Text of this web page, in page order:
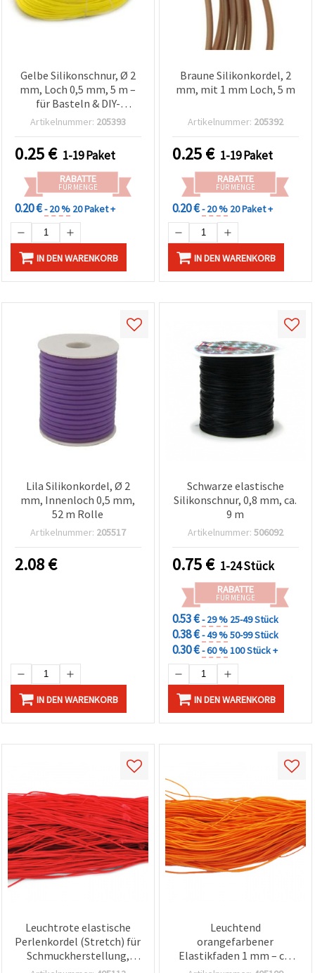
Gelbe Silikonschnur, Ø 2
mm, Loch 0,5 mm, 5 m –
für Basteln & DIY-
Schmuck
Artikelnummer: 205393
0.25€ 1-19 Paket
RABATTE
FÜR MENGE
0.20 €- 20 % 20 Paket +
IN DEN WARENKORB
Braune Silikonkordel, 2
mm, mit 1 mm Loch, 5 m
Artikelnummer: 205392
0.25€ 1-19 Paket
RABATTE
FÜR MENGE
0.20 €- 20 % 20 Paket +
IN DEN WARENKORB
Lila Silikonkordel, Ø 2
mm, Innenloch 0,5 mm,
52 m Rolle
Artikelnummer: 205517
2.08€
IN DEN WARENKORB
Schwarze elastische
Silikonschnur, 0,8 mm, ca.
9 m
Artikelnummer: 506092
0.75€ 1-24 Stück
RABATTE
FÜR MENGE
0.53 €- 29 % 25-49 Stück
0.38 €- 49 %50-99 Stück
0.30 €- 60 %100 Stück +
IN DEN WARENKORB
Leuchtrote elastische
Perlenkordel (Stretch) für
Schmuckherstellung,
Armbänder & DIY-Basteln
Leuchtend
orangefarbener
Elastikfaden 1 mm – ca.
22 m Rolle für kreative